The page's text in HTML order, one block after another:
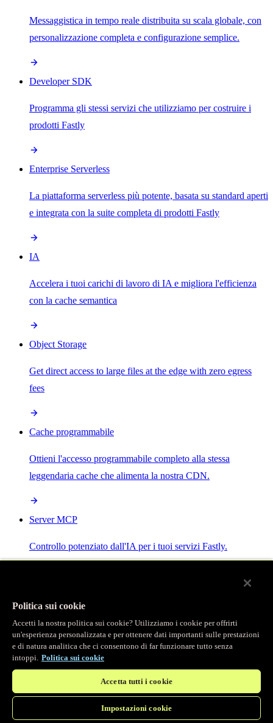
Messaggistica in tempo reale distribuita su scala globale, con
personalizzazione completa e configurazione semplice.
Developer SDK
Programma gli stessi servizi che utilizziamo per costruire i
prodotti Fastly
Enterprise Serverless
La piattaforma serverless più potente, basata su standard aperti
e integrata con la suite completa di prodotti Fastly
IA
Accelera i tuoi carichi di lavoro di IA e migliora l'efficienza
con la cache semantica
Object Storage
Get direct access to large files at the edge with zero egress
fees
Cache programmabile
Ottieni l'accesso programmabile completo alla stessa
leggendaria cache che alimenta la nostra CDN.
Server MCP
Controllo potenziato dall'IA per i tuoi servizi Fastly.
Main menu
/ Prodotti
Osservabilità
Logging in tempo reale
Politica sui cookie
Accetti la nostra politica sui cookie? Utilizziamo i cookie per offrirti
un'esperienza personalizzata e per ottenere dati importanti sulle prestazioni
e di natura analitica che ci consentono di far funzionare tutto senza
intoppi. Politica sui cookie
Accetta tutti i cookie
Impostazioni cookie